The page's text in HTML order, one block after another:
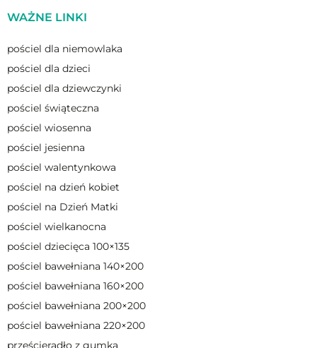
WAŻNE LINKI
pościel dla niemowlaka
pościel dla dzieci
pościel dla dziewczynki
pościel świąteczna
pościel wiosenna
pościel jesienna
pościel walentynkowa
pościel na dzień kobiet
pościel na Dzień Matki
pościel wielkanocna
pościel dziecięca 100×135
pościel bawełniana 140×200
pościel bawełniana 160×200
pościel bawełniana 200×200
pościel bawełniana 220×200
prześcieradło z gumką